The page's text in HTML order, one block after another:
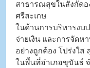
สาธารณสุขในสังกัด
ศรีสะเกษ
ในด้านการบริหารงบ
จ่ายเงิน และการจัดห
อย่างถูกต้อง โปร่งใส
ในพื้นที่อำเภอขุขันธ์